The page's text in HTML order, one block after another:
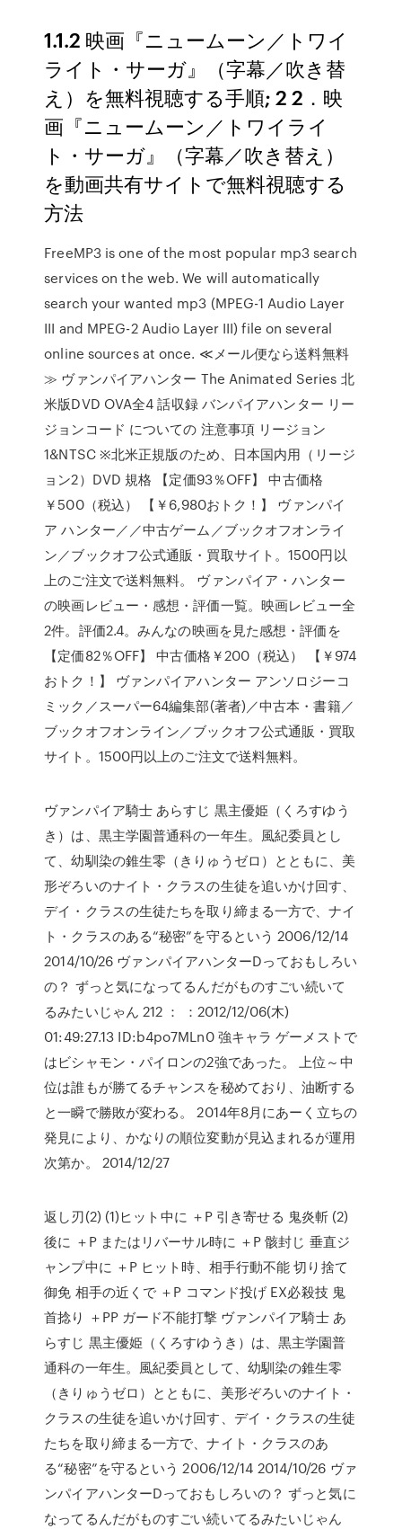
1.1.2 映画『ニュームーン／トワイ
ライト・サーガ』（字幕／吹き替
え）を無料視聴する手順; 2 2．映
画『ニュームーン／トワイライ
ト・サーガ』（字幕／吹き替え）
を動画共有サイトで無料視聴する
方法
FreeMP3 is one of the most popular mp3 search
services on the web. We will automatically
search your wanted mp3 (MPEG-1 Audio Layer
III and MPEG-2 Audio Layer III) file on several
online sources at once. ≪メール便なら送料無料
≫ ヴァンパイアハンター The Animated Series 北
米版DVD OVA全4 話収録 バンパイアハンター リー
ジョンコード についての 注意事項 リージョン
1&NTSC ※北米正規版のため、日本国内用（リージ
ョン2）DVD 規格 【定価93％OFF】 中古価格
￥500（税込） 【￥6,980おトク！】 ヴァンパイ
ア ハンター／／中古ゲーム／ブックオフオンライ
ン／ブックオフ公式通販・買取サイト。1500円以
上のご注文で送料無料。 ヴァンパイア・ハンター
の映画レビュー・感想・評価一覧。映画レビュー全
2件。評価2.4。みんなの映画を見た感想・評価を
【定価82％OFF】 中古価格￥200（税込） 【￥974
おトク！】 ヴァンパイアハンター アンソロジーコ
ミック／スーパー64編集部(著者)／中古本・書籍／
ブックオフオンライン／ブックオフ公式通販・買取
サイト。1500円以上のご注文で送料無料。
ヴァンパイア騎士 あらすじ 黒主優姫（くろすゆう
き）は、黒主学園普通科の一年生。風紀委員とし
て、幼馴染の錐生零（きりゅうゼロ）とともに、美
形ぞろいのナイト・クラスの生徒を追いかけ回す、
デイ・クラスの生徒たちを取り締まる一方で、ナイ
ト・クラスのある“秘密”を守るという 2006/12/14
2014/10/26 ヴァンパイアハンターDっておもしろい
の？ ずっと気になってるんだがものすごい続いて
るみたいじゃん 212 ： ：2012/12/06(木)
01:49:27.13 ID:b4po7MLn0 強キャラ ゲーメストで
はビシャモン・パイロンの2強であった。 上位～中
位は誰もが勝てるチャンスを秘めており、油断する
と一瞬で勝敗が変わる。 2014年8月にあーく立ちの
発見により、かなりの順位変動が見込まれるが運用
次第か。 2014/12/27
返し刃(2) (1)ヒット中に ＋P 引き寄せる 鬼炎斬 (2)
後に ＋P またはリバーサル時に ＋P 骸封じ 垂直ジ
ャンプ中に ＋P ヒット時、相手行動不能 切り捨て
御免 相手の近くで ＋P コマンド投げ EX必殺技 鬼
首捻り ＋PP ガード不能打撃 ヴァンパイア騎士 あ
らすじ 黒主優姫（くろすゆうき）は、黒主学園普
通科の一年生。風紀委員として、幼馴染の錐生零
（きりゅうゼロ）とともに、美形ぞろいのナイト・
クラスの生徒を追いかけ回す、デイ・クラスの生徒
たちを取り締まる一方で、ナイト・クラスのあ
る“秘密”を守るという 2006/12/14 2014/10/26 ヴァ
ンパイアハンターDっておもしろいの？ ずっと気に
なってるんだがものすごい続いてるみたいじゃん